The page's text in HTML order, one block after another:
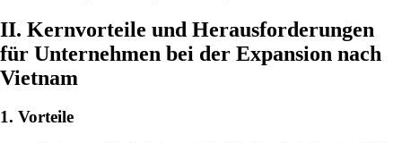
II. Kernvorteile und Herausforderungen
für Unternehmen bei der Expansion nach
Vietnam
1. Vorteile